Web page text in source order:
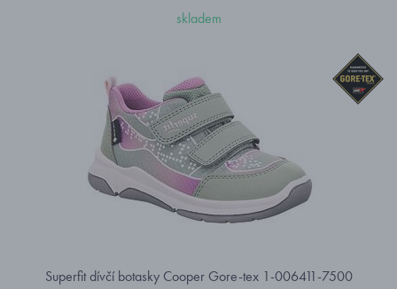
skladem
Superfit dívčí botasky Cooper Gore-tex 1-006411-7500